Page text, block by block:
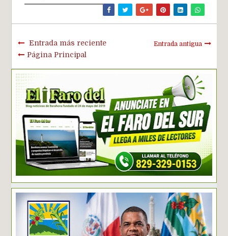
Entrada más reciente Entrada antigua
Página Principal